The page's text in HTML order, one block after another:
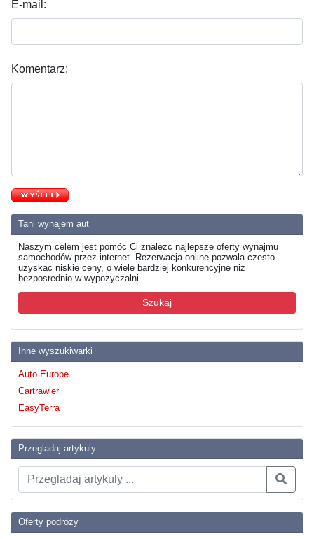
Tani wynajem aut
Naszym celem jest pomóc Ci znalezc najlepsze oferty wynajmu
samochodów przez internet. Rezerwacja online pozwala czesto
uzyskac niskie ceny, o wiele bardziej konkurencyjne niz
bezposrednio w wypozyczalni..
Szukaj
Inne wyszukiwarki
Auto Europe
Cartrawler
EasyTerra
Przegladaj artykuly
Oferty podrózy
E-mail:
Komentarz: